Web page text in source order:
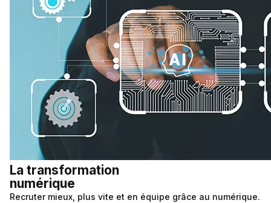
La transformation
numérique
Recruter mieux, plus vite et en équipe grâce au numérique.